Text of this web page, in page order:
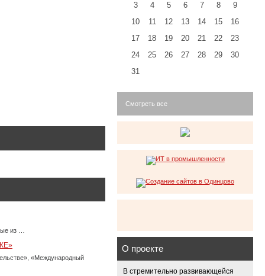
из …
«Международный
3
4 5 6 7 8
9
10
11 12 13 14 15
16
17
18 19 20 21 22
23
24
25 26 27 28 29
30
31
Смотреть все
О проекте
В стремительно развивающейся